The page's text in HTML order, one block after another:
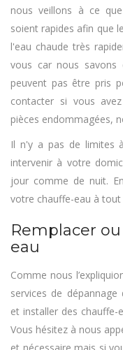
nous veillons à ce
soient rapides afin que
l'eau chaude très
vous car nous savons
peuvent pas être pris
contacter si vous
pièces endommagées,
Il n'y a pas de limites
intervenir à votre
jour comme de nuit.
votre chauffe-eau à
Remplacer
eau
Comme nous
services de
et installer des chauffe-
Vous hésitez à nous